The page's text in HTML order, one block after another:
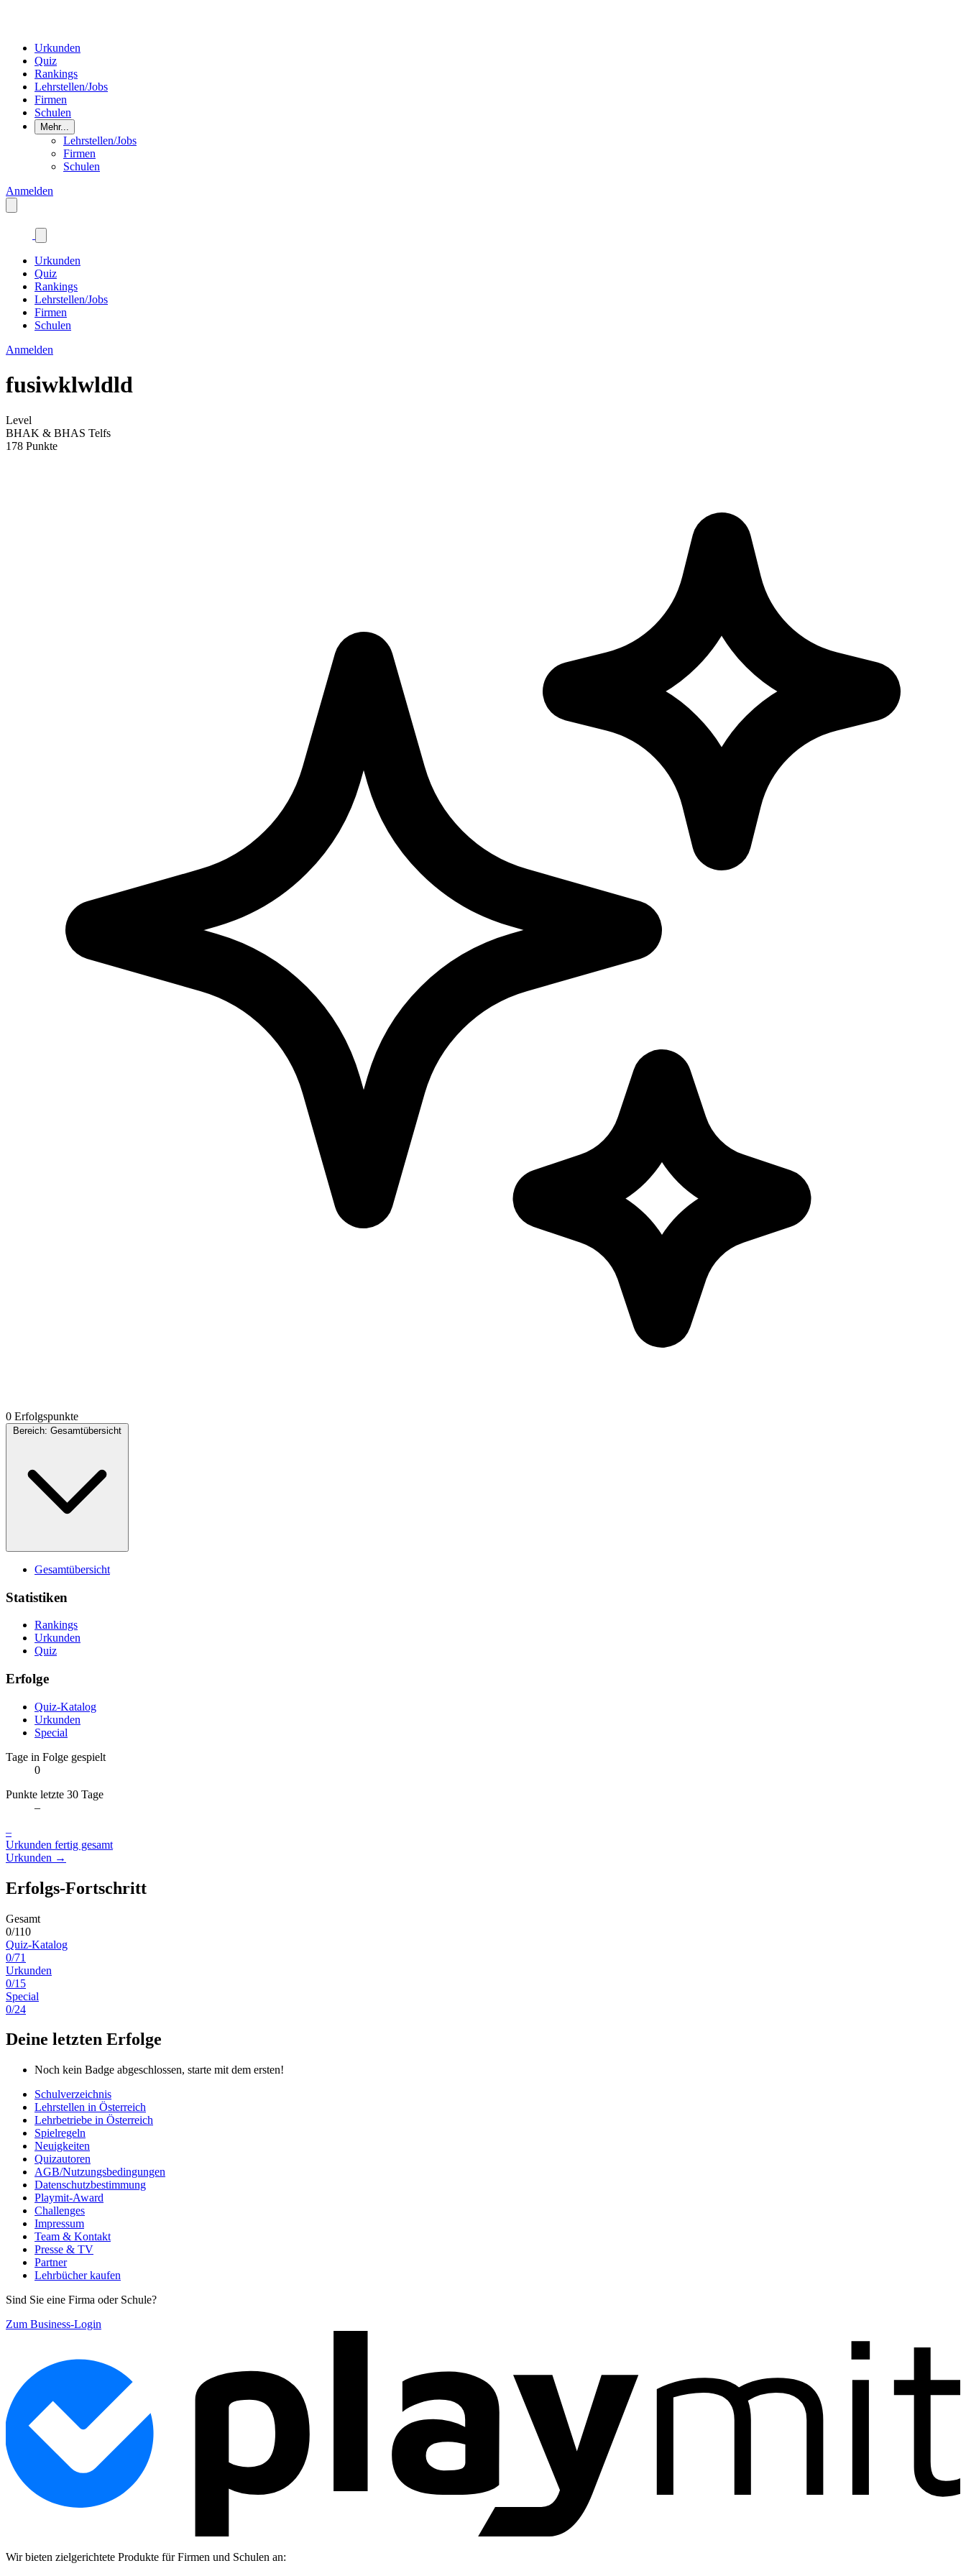
Urkunden
Quiz
Rankings
Lehrstellen/Jobs
Firmen
Schulen
Mehr...
Lehrstellen/Jobs
Firmen
Schulen
Anmelden
Urkunden
Quiz
Rankings
Lehrstellen/Jobs
Firmen
Schulen
Anmelden
fusiwklwldld
Level
BHAK & BHAS Telfs
178 Punkte
0 Erfolgspunkte
Bereich: Gesamtübersicht
Gesamtübersicht
Statistiken
Rankings
Urkunden
Quiz
Erfolge
Quiz-Katalog
Urkunden
Special
Tage in Folge gespielt
0
Punkte letzte 30 Tage
–
–
Urkunden fertig gesamt
Urkunden →
Erfolgs-Fortschritt
Gesamt
0/110
Quiz-Katalog
0/71
Urkunden
0/15
Special
0/24
Deine letzten Erfolge
Noch kein Badge abgeschlossen, starte mit dem ersten!
Schulverzeichnis
Lehrstellen in Österreich
Lehrbetriebe in Österreich
Spielregeln
Neuigkeiten
Quizautoren
AGB/Nutzungsbedingungen
Datenschutzbestimmung
Playmit-Award
Challenges
Impressum
Team & Kontakt
Presse & TV
Partner
Lehrbücher kaufen
Sind Sie eine Firma oder Schule?
Zum Business-Login
Wir bieten zielgerichtete Produkte für Firmen und Schulen an: